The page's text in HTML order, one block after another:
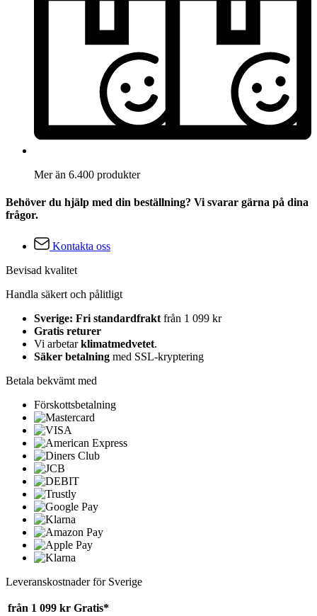
Mer än 6.400 produkter
Behöver du hjälp med din beställning? Vi svarar gärna på dina
frågor.
Kontakta oss
Bevisad kvalitet
Handla säkert och pålitligt
Sverige: Fri standardfrakt från 1 099 kr
Gratis returer
Vi arbetarklimatmedvetet.
Säker betalning med SSL-kryptering
Betala bekvämt med
Förskottsbetalning
Leveranskostnader för Sverige
från 1 099 kr Gratis*